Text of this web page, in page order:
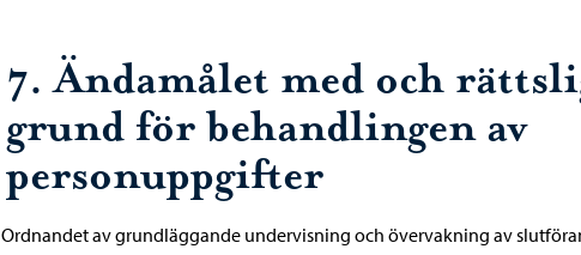
7. Ändamålet med och
grund för behandlingen av
personuppgifter
Ordnandet av grundläggande undervisning och övervakning av